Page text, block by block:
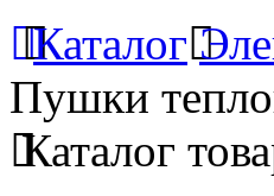
Каталог
Пушки
Каталог